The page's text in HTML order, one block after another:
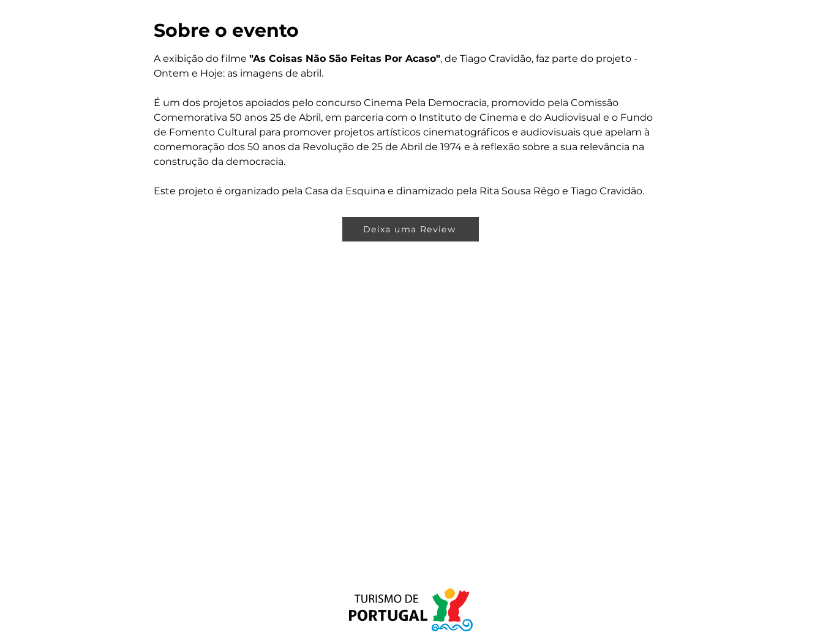
Sobre o evento
A exibição do filme "As Coisas Não São Feitas Por Acaso", de Tiago Cravidão, faz parte do projeto -
Ontem e Hoje: as imagens de abril.
É um dos projetos apoiados pelo concurso Cinema Pela Democracia, promovido pela Comissão
Comemorativa 50 anos 25 de Abril, em parceria com o Instituto de Cinema e do Audiovisual e o Fundo
de Fomento Cultural para promover projetos artísticos cinematográficos e audiovisuais que apelam à
comemoração dos 50 anos da Revolução de 25 de Abril de 1974 e à reflexão sobre a sua relevância na
construção da democracia.
Este projeto é organizado pela Casa da Esquina e dinamizado pela Rita Sousa Rêgo e Tiago Cravidão.
Deixa uma Review